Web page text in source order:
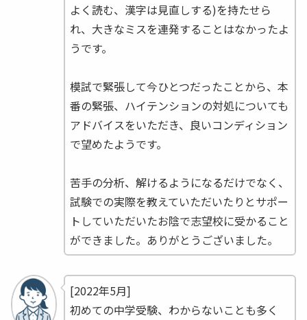
よく読む、漢字は見直しする)を持たせら
れ、大きなミスを連発することはなかったよ
うです。
模試で緊張して今ひとつだったことから、本
番の緊張、ハイテンションの対処についても
アドバイスをいただき、良いコンディション
で望めたようです。
苦手の分析、解けるようになるだけでなく、
試験での実際を教えていただいたりとサポー
トしていただいたお陰で志望校に受かること
ができました。ありがとうございました。
[2022年5月]
初めての中学受験、わからないことも多く